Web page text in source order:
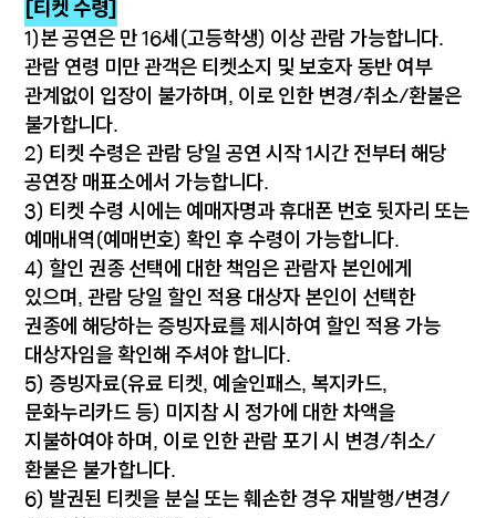
[티켓 수령]
1)본 공연은 만 16세(고등학생) 이상 관람 가능합니다.
관람 연령 미만 관객은 티켓소지 및 보호자 동반 여부
관계없이 입장이 불가하며, 이로 인한 변경/취소/환불은
불가합니다.
2) 티켓 수령은 관람 당일 공연 시작 1시간 전부터 해당
공연장 매표소에서 가능합니다.
3) 티켓 수령 시에는 예매자명과 휴대폰 번호 뒷자리 또는
예매내역(예매번호) 확인 후 수령이 가능합니다.
4) 할인 권종 선택에 대한 책임은 관람자 본인에게
있으며, 관람 당일 할인 적용 대상자 본인이 선택한
권종에 해당하는 증빙자료를 제시하여 할인 적용 가능
대상자임을 확인해 주셔야 합니다.
5) 증빙자료(유료 티켓, 예술인패스, 복지카드,
문화누리카드 등) 미지참 시 정가에 대한 차액을
지불하여야 하며, 이로 인한 관람 포기 시 변경/취소/
환불은 불가합니다.
6) 발권된 티켓을 분실 또는 훼손한 경우 재발행/변경/